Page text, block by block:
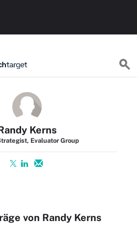
Kerns
Evaluator Group
von Randy Kerns